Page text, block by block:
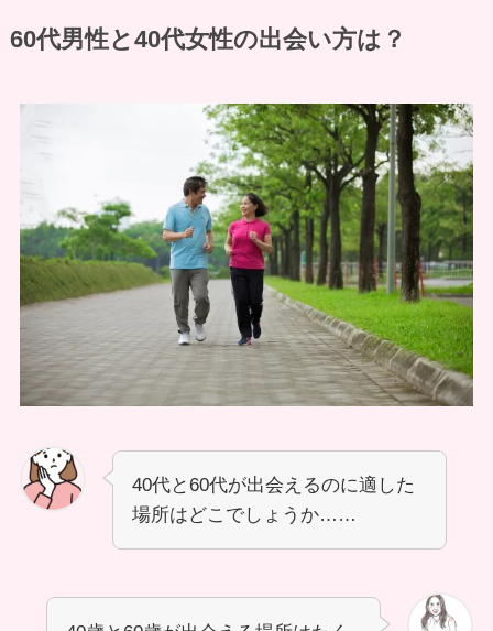
60代男性と40代女性の出会い方は？
40代と60代が出会えるのに適した
場所はどこでしょうか……